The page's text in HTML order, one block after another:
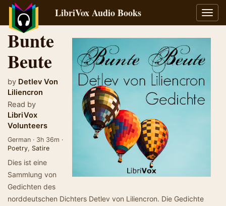
LibriVox Audio Books
Bunte
Beute
by Detlev Von
Liliencron
Read by
LibriVox
Volunteers
German · 3h 36m ·
Poetry, Satire
Dies ist eine
Sammlung von
Gedichten des
norddeutschen Dichters Detlev von Liliencron. Die Gedichte